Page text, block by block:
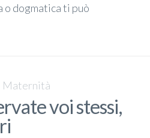
o dogmatica ti può
Maternità
voi stessi,